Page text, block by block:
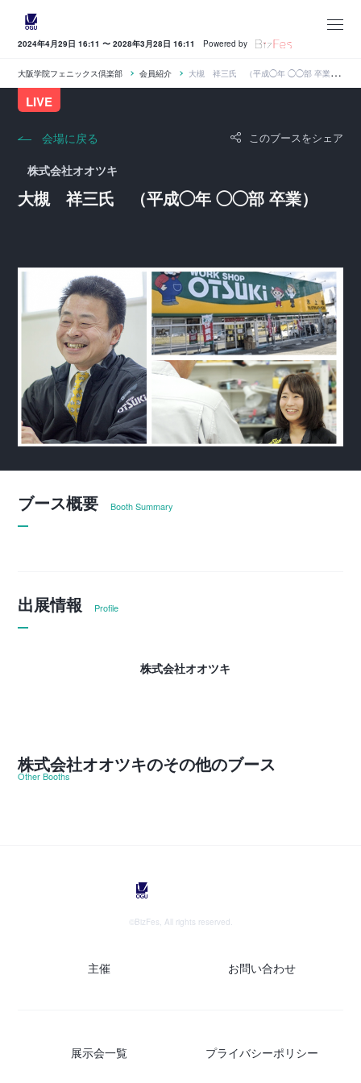
2024年4月29日 16:11 〜 2028年3月28日 16:11 Powered by
大阪学院フェニックス倶楽部 会員紹介 大槻 祥三氏 （平成◯年 ◯◯部 卒業）
会場に戻る このブースをシェア
LIVE
株式会社オオツキ
大槻 祥三氏 （平成◯年 ◯◯部 卒業）
ブース概要 Booth Summary
出展情報 Profile
株式会社オオツキ
株式会社オオツキのその他のブース
Other Booths
©BizFes, All rights reserved.
主催 お問い合わせ
展示会一覧 プライバシーポリシー